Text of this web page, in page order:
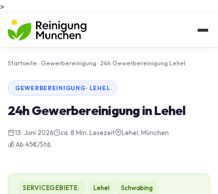
>
Startseite ›Gewerbereinigung ›24h Gewerbereinigung Lehel
GEWERBEREINIGUNG · LEHEL
24h Gewerbereinigung in Lehel
13. Juni 2026 ca. 8 Min. Lesezeit
Lehel, München
💰 Ab 45€/Std.
SERVICEGEBIETE: Lehel
Schwabing